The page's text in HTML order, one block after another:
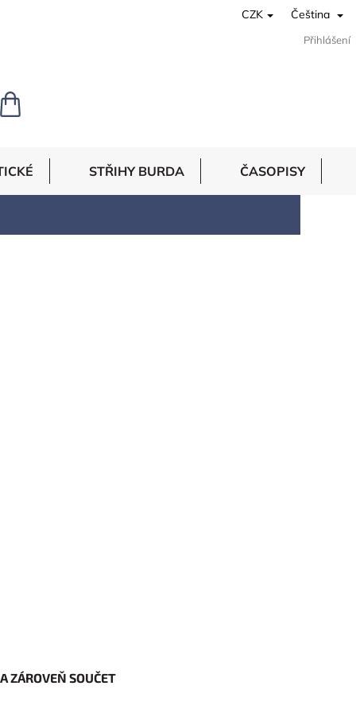
CZK Čeština
Přihlášení
NÁKUPNÍ
KOŠÍK
STŘIHY BURDA ČASOPISY
ZÁROVEŇ SOUČET